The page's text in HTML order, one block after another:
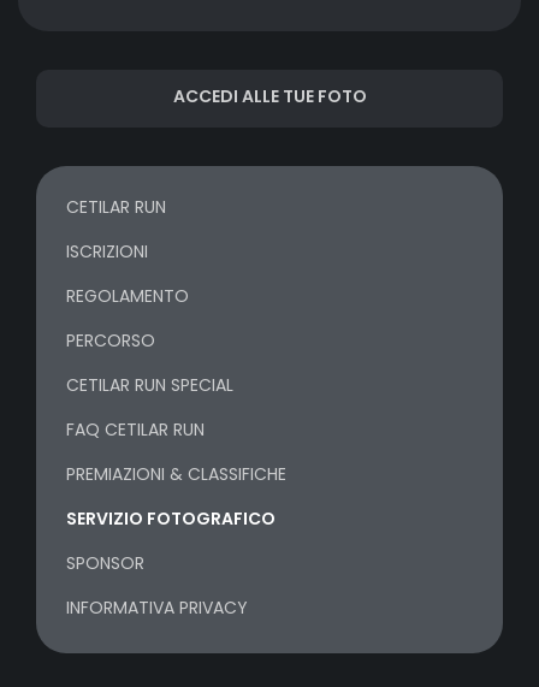
ACCEDI ALLE TUE FOTO
CETILAR RUN
ISCRIZIONI
REGOLAMENTO
PERCORSO
CETILAR RUN SPECIAL
FAQ CETILAR RUN
PREMIAZIONI & CLASSIFICHE
SERVIZIO FOTOGRAFICO
SPONSOR
INFORMATIVA PRIVACY